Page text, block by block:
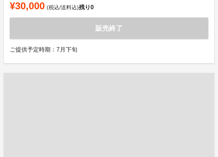
¥30,000 (税込/送料込)残り0
販売終了
ご提供予定時期：7月下旬